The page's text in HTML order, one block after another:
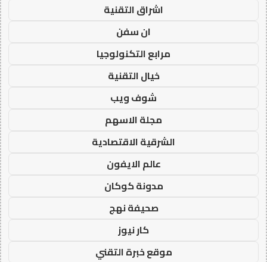
اشراق التقنية
ان سفن
مرابع التكنولوجيا
خيال التقنية
شوف ويب
مجلة الاسهم
الشرقية الاقتصادية
عالم الايفون
مدونة كوكان
صحيفة نهج
كار نيوز
موقع خبرة التقني